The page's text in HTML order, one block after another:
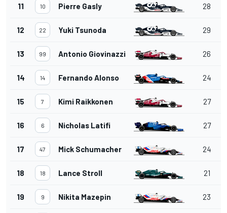
11 10 Pierre Gasly 28
12 22 Yuki Tsunoda 29
13 99 Antonio Giovinazzi 26
14 14 Fernando Alonso 24
15 7 Kimi Raikkonen 27
16 6 Nicholas Latifi 27
17 47 Mick Schumacher 24
18 18 Lance Stroll 21
19 9 Nikita Mazepin 23